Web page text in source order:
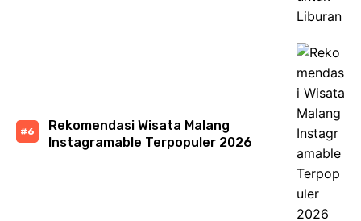
Rekomendasi Wisata Malang
Instagramable Terpopuler 2026